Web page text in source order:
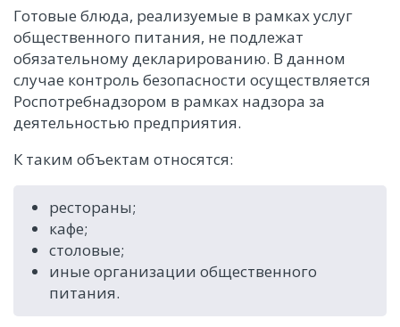
Готовые блюда, реализуемые в рамках услуг
общественного питания, не подлежат
обязательному декларированию. В данном
случае контроль безопасности осуществляется
Роспотребнадзором в рамках надзора за
деятельностью предприятия.
К таким объектам относятся:
рестораны;
кафе;
столовые;
иные организации общественного
питания.